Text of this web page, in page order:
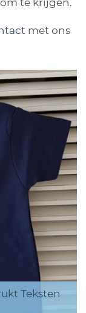
te krijgen.
met ons
Teksten